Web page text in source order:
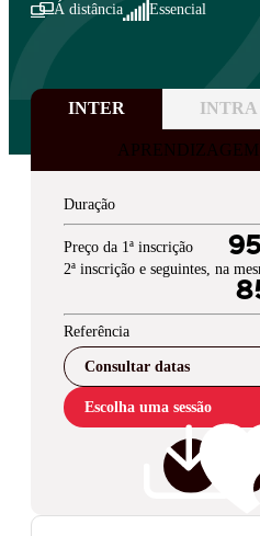
Á distância Essencial
INTER INTRA
Duração
Preço da 1ª inscrição
2ª inscrição e seguintes, na
Referência
Consultar datas
Escolha uma sessão